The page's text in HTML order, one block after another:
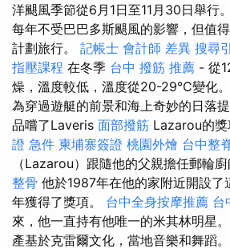
洋颶風季節從6月1日至11月30日舉行。
每年不受巴巴多斯颶風的影響，但值
計劃旅行。 記帳士 會計師 差異 搜尋
指壓課程 在冬季 台中 撥筋 推薦 - 從
燥，溫度較低，溫度從20-29°C變化
為穿過遊艇的前景和海上奇妙的日落
品嚐了Laveris 面部撥筋 Lazarou的獎
證 急件 柬埔寨簽證 桃園外燴 台中整
（Lazarou）跟隨他的父親擔任郵輪廚
整骨 他於1987年在他的家附近開設了
年獲得了獎項。 台中全身按摩推薦 台
來，他一直持有他唯一的米其林明星
產基於克雷爾文化，當地音樂和舞蹈